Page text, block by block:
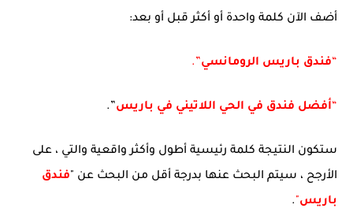
أضف الآن كلمة واحدة أو أكثر قبل أو بعد:
“فندق باريس الرومانسي”.
“أفضل فندق في الحي اللاتيني في باريس”.
ستكون النتيجة كلمة رئيسية أطول وأكثر واقعية والتي ، على
الأرجح ، سيتم البحث عنها بدرجة أقل من البحث عن "فندق
باريس"
.